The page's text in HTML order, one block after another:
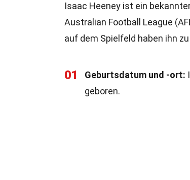
Isaac Heeney ist ein
Australian Football League
auf dem Spielfeld haben ihn
01 Geburtsdatum und -ort:
geboren.